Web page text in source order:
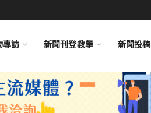
專訪 新聞刊登教學 新聞投稿